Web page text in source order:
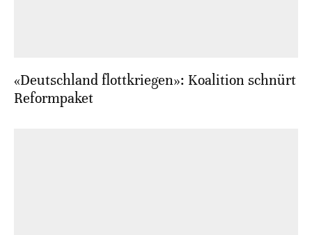
«Deutschland flottkriegen»: Koalition schnürt
Reformpaket